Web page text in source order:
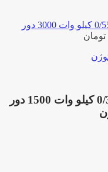
الکتروموتور تک فاز دو خازن (کلاچ دار) 0/55 کیلو وات 3000 دور
تومان
الکتروموتور دو خازن (کلاچ دار) 0/37 کیلو وات 1500 دور